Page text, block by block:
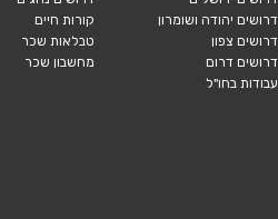
דרושים יהודה ושומרון
דרושים צפון
דרושים דרום
עבודות בחו"ל
קורות חיים
טבלאות שכר
מחשבון שכר